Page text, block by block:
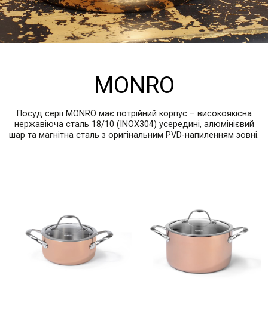
MONRO
Посуд серії MONRO має потрійний корпус – високоякісна
нержавіюча сталь 18/10 (INOX304) усередині, алюмінієвий
шар та магнітна сталь з оригінальним PVD-напиленням зовні.